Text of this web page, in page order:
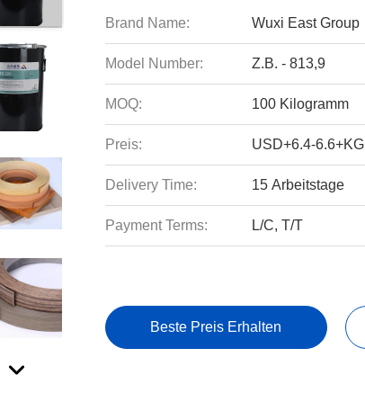
Brand Name: Wuxi East Group
Model Number: Z.B. - 813,9
MOQ: 100 Kilogramm
Preis: USD+6.4-6.6+KG
Delivery Time: 15 Arbeitstage
Payment Terms: L/C, T/T
Beste Preis Erhalten